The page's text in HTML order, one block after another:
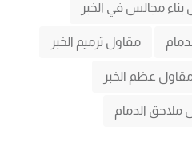
بناء مجالس في الخبر
مقاول ترميم الخبر
عظم الخبر
ملاحق الدمام